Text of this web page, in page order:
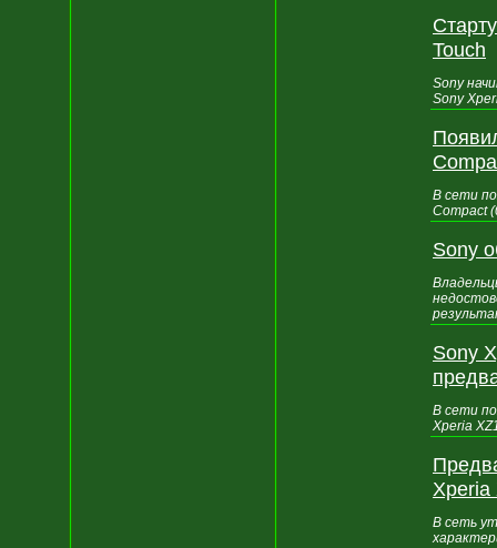
Touch
Sony
Sony
В сети
Compact
Sony
Sony
В сети
Xperia
Xperia
В сеть